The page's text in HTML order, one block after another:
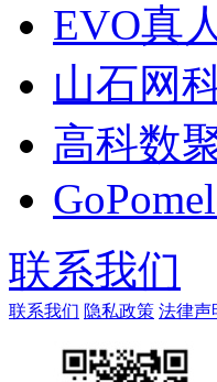
EVO真
山石网
高科数
联系我们
联系我们 隐私政策 法律声